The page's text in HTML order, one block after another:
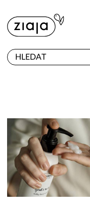
E-SHOP
KONTAKT